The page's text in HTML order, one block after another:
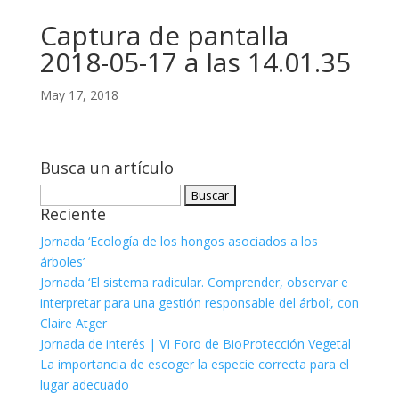
Captura de pantalla
2018-05-17 a las 14.01.35
May 17, 2018
Busca un artículo
Reciente
Jornada ‘Ecología de los hongos asociados a los
árboles’
Jornada ‘El sistema radicular. Comprender, observar e
interpretar para una gestión responsable del árbol’, con
Claire Atger
Jornada de interés | VI Foro de BioProtección Vegetal
La importancia de escoger la especie correcta para el
lugar adecuado